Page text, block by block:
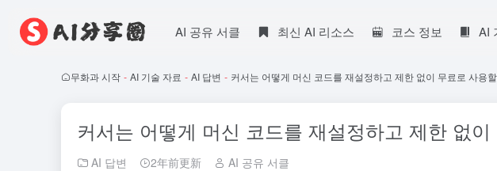
AI 공유 서클 최신 AI 리소스 코스 정보 AI
무화과 시작 - AI 기술 자료 - AI 답변 - 커서는 어떻게 머신 코드를 재설정하고 제한 없이 무료로 사용
커서는 어떻게 머신 코드를 재설정하고 제한 없
AI 답변 2年前更新 AI 공유 서클